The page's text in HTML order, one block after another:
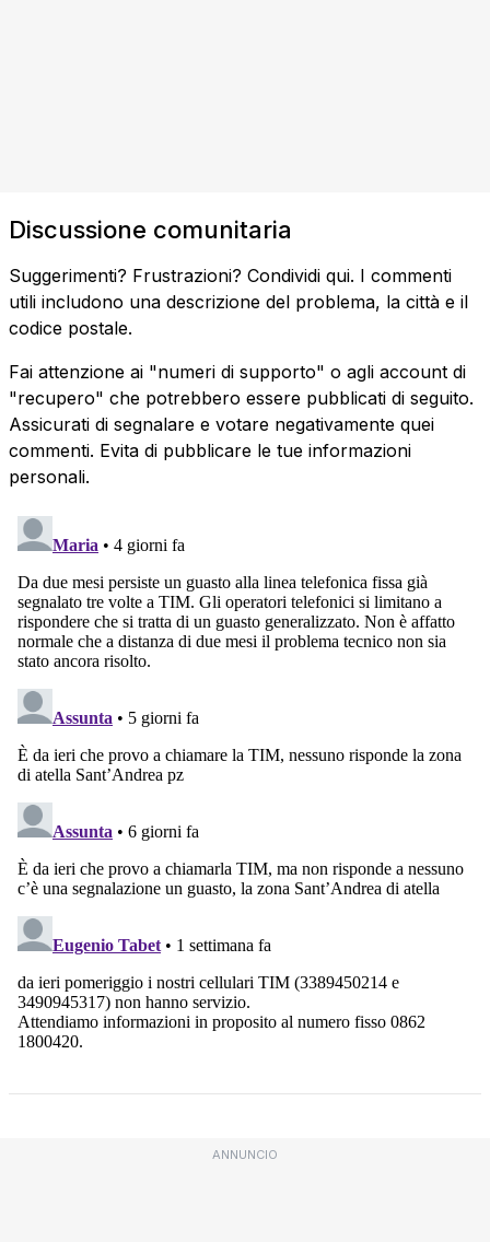
Discussione comunitaria
Suggerimenti? Frustrazioni? Condividi qui. I commenti
utili includono una descrizione del problema, la città e il
codice postale.
Fai attenzione ai "numeri di supporto" o agli account di
"recupero" che potrebbero essere pubblicati di seguito.
Assicurati di segnalare e votare negativamente quei
commenti. Evita di pubblicare le tue informazioni
personali.
ANNUNCIO